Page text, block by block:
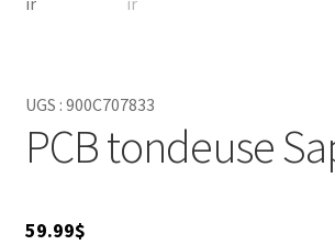
UGS : 900C707833
PCB tondeuse
59.99$